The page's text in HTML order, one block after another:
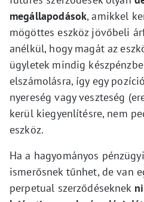
megállapodások, amikkel
mögöttes eszköz jövőbeli
anélkül, hogy magát az
ügyletek mindig
elszámolásra, így egy
nyereség vagy veszteség
kerül kiegyenlítésre, nem
eszköz.
Ha a hagyományos
ismerősnek tűnhet, de van
perpetual szerződéseknek